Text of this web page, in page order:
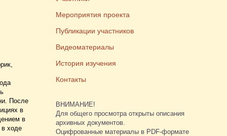
После
в
в
в ходе
Мероприятия проекта
Публикации участников
Видеоматериалы
История изучения
Контакты
ВНИМАНИЕ!
Для общего просмотра открыты описания
архивных документов.
Оцифрованные материалы в PDF-формате